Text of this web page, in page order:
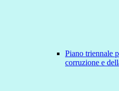
Piano triennale
corruzione e